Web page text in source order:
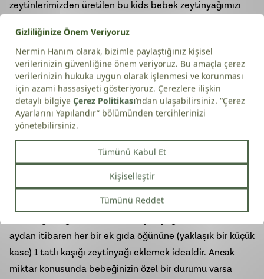
zeytinlerimizden üretilen bu kids bebek zeytinyağımızı
Sıkça Sorulan Sorular (SSS)
1. Zeytinyağı bebeklerde kabızlığa iyi gelir mi?Evet,
zeytinyağı doğal bir laksatif görevi görerek bağırsak
hareketlerini düzenler. Ek gıdaya geçişte sıkça rastlanan
kabızlık sorunu için her öğüne eklenen bir miktar
zeytinyağı, sindirimi rahatlatmaya yardımcı olacaktır.
2. Bebek zeytinyağı ile normal zeytinyağı farkı nedir?
Bebekler için ayrılan zeytinyağı, genellikle en erken hasat
döneminde, en düşük asiditeye sahip partilerden seçilir.
Aroması bebeğin tüketimine uygun olacak şekilde en
yumuşak ve en taze olanlardan tercih edilir.
aydan itibaren her bir ek gıda öğününe (yaklaşık bir küçük
kase) 1 tatlı kaşığı zeytinyağı eklemek idealdir. Ancak
miktar konusunda bebeğinizin özel bir durumu varsa